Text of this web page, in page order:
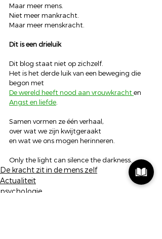
Maar meer mens.
Niet meer mankracht.
Maar meer menskracht.
Dit is een drieluik
Dit blog staat niet op zichzelf.
Het is het derde luik van een beweging die
begon met
De wereld heeft nood aan vrouwkracht en
Angst en liefde
Samen vormen ze één verhaal,
over wat we zijn kwijtgeraakt
en wat we ons mogen herinneren.
Only the light can silence the darkness.
De kracht zit in de mens zelf
Actualiteit
psychologie